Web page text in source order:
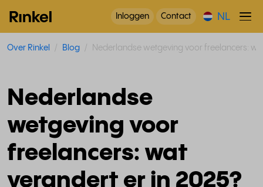
Inloggen Contact NL
Over Rinkel Blog Nederlandse wetgeving voor freelancers:
Nederlandse
wetgeving voor
freelancers: wat
verandert er in 2025?